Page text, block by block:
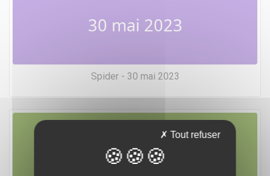
30 mai 2023
Spider - 30 mai 2023
Tout refuser